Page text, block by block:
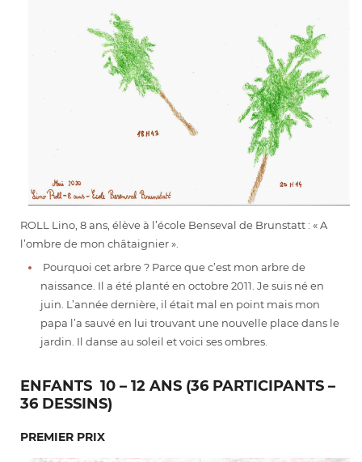
ROLL Lino, 8 ans, élève à l’école Benseval de Brunstatt : « A
l’ombre de mon châtaignier ».
Pourquoi cet arbre ? Parce que c’est mon arbre de
naissance. Il a été planté en octobre 2011. Je suis né en
juin. L’année dernière, il était mal en point mais mon
papa l’a sauvé en lui trouvant une nouvelle place dans le
jardin. Il danse au soleil et voici ses ombres.
ENFANTS 10 – 12 ANS (36 PARTICIPANTS –
36 DESSINS)
PREMIER PRIX